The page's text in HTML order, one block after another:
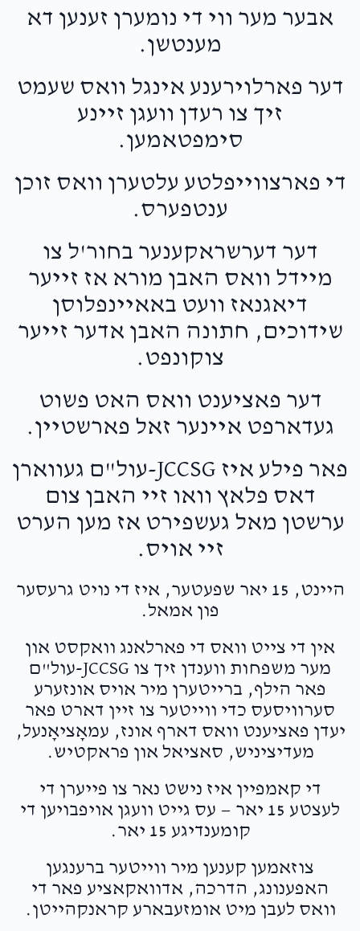
אבער מער ווי די נומערן זענען דא
מענטשן.
דער פארלוירענע אינגל וואס שעמט
זיך צו רעדן וועגן זיינע
סימפטאמען.
די פארצווייפלטע עלטערן וואס זוכן
ענטפערס.
דער דערשראקענער בחור'ל צו
מיידל וואס האבן מורא אז זייער
דיאגנאז וועט באאיינפלוסן
שידוכים, חתונה האבן אדער זייער
צוקונפט.
דער פאציענט וואס האט פשוט
געדארפט איינער זאל פארשטיין.
פאר פילע איז JCCSG-עול"ם געווארן
דאס פלאץ וואו זיי האבן צום
ערשטן מאל געשפירט אז מען הערט
זיי אויס.
היינט, 15 יאר שפעטער, איז די נויט גרעסער
פון אמאל.
אין די צייט וואס די פארלאנג וואקסט און
מער משפחות ווענדן זיך צו JCCSG-עול"ם
פאר הילף, ברייטערן מיר אויס אונזערע
סערוויסעס כדי ווייטער צו זיין דארט פאר
יעדן פאציענט וואס דארף אונז, עמאָציאָנעל,
מעדיציניש, סאציאל און פראקטיש.
די קאמפיין איז נישט נאר צו פייערן די
לעצטע 15 יאר — עס גייט וועגן אויפבויען די
קומענדיגע 15 יאר.
צוזאמען קענען מיר ווייטער ברענגען
האפענונג, הדרכה, אדוואקאציע פאר די
וואס לעבן מיט אומזעבארע קראנקהייטן.